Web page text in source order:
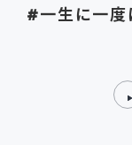
#一生に一度